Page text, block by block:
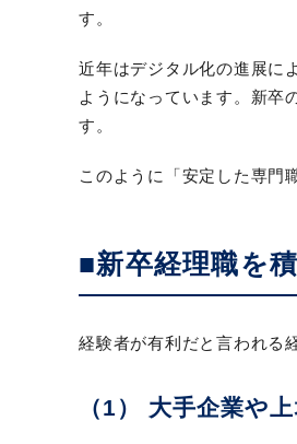
す。
近年はデジタル化の進展に
ようになっています。新卒
す。
このように「安定した専門
■新卒経理職を
経験者が有利だと言われる
（1） 大手企業や